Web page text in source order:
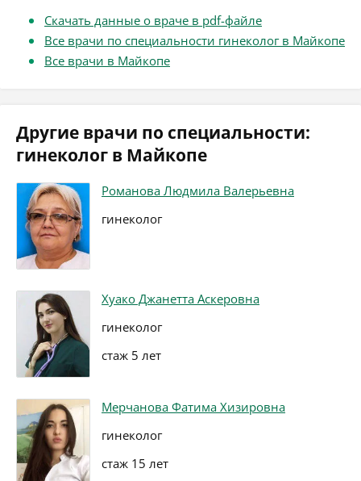
Скачать данные о враче в pdf-файле
Все врачи по специальности гинеколог в Майкопе
Все врачи в Майкопе
Другие врачи по специальности:
гинеколог в Майкопе
Романова Людмила Валерьевна
гинеколог
Хуако Джанетта Аскеровна
гинеколог
стаж 5 лет
Мерчанова Фатима Хизировна
гинеколог
стаж 15 лет